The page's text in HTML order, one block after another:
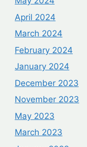
April 2024
March 2024
February 2024
January 2024
December 2023
November 2023
May 2023
March 2023